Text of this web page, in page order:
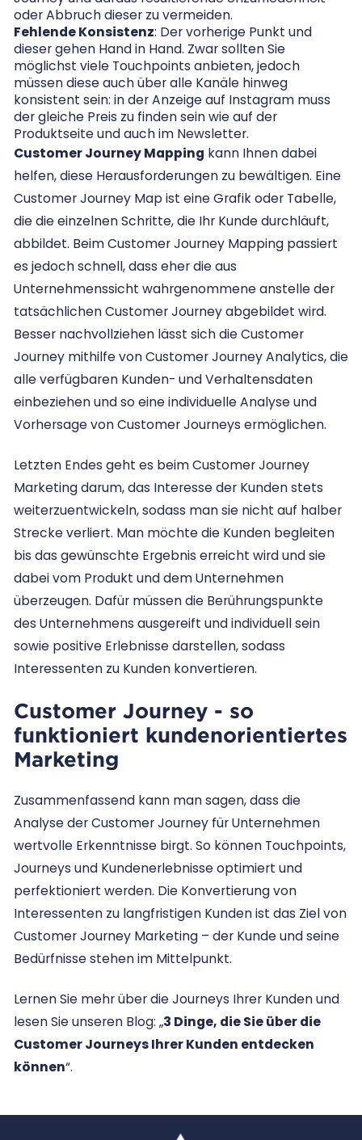
oder Abbruch dieser zu vermeiden.
Fehlende Konsistenz: Der vorherige Punkt und
dieser gehen Hand in Hand. Zwar sollten Sie
möglichst viele Touchpoints anbieten, jedoch
müssen diese auch über alle Kanäle hinweg
konsistent sein: in der Anzeige auf Instagram muss
der gleiche Preis zu finden sein wie auf der
Produktseite und auch im Newsletter.
Customer Journey Mapping kann Ihnen dabei
helfen, diese Herausforderungen zu bewältigen. Eine
Customer Journey Map ist eine Grafik oder Tabelle,
die die einzelnen Schritte, die Ihr Kunde durchläuft,
abbildet. Beim Customer Journey Mapping passiert
es jedoch schnell, dass eher die aus
Unternehmenssicht wahrgenommene anstelle der
tatsächlichen Customer Journey abgebildet wird.
Besser nachvollziehen lässt sich die Customer
Journey mithilfe von Customer Journey Analytics, die
alle verfügbaren Kunden- und Verhaltensdaten
einbeziehen und so eine individuelle Analyse und
Vorhersage von Customer Journeys ermöglichen.
Letzten Endes geht es beim Customer Journey
Marketing darum, das Interesse der Kunden stets
weiterzuentwickeln, sodass man sie nicht auf halber
Strecke verliert. Man möchte die Kunden begleiten
bis das gewünschte Ergebnis erreicht wird und sie
dabei vom Produkt und dem Unternehmen
überzeugen. Dafür müssen die Berührungspunkte
des Unternehmens ausgereift und individuell sein
sowie positive Erlebnisse darstellen, sodass
Interessenten zu Kunden konvertieren.
Customer Journey - so
funktioniert kundenorientiertes
Marketing
Zusammenfassend kann man sagen, dass die
Analyse der Customer Journey für Unternehmen
wertvolle Erkenntnisse birgt. So können Touchpoints,
Journeys und Kundenerlebnisse optimiert und
perfektioniert werden. Die Konvertierung von
Interessenten zu langfristigen Kunden ist das Ziel von
Customer Journey Marketing – der Kunde und seine
Bedürfnisse stehen im Mittelpunkt.
Lernen Sie mehr über die Journeys Ihrer Kunden und
lesen Sie unseren Blog: „3 Dinge, die Sie über die
Customer Journeys Ihrer Kunden entdecken
können“.